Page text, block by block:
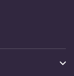
musikk
også
og
noe
som